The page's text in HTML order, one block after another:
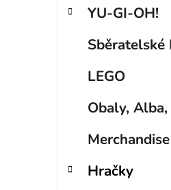
YU-GI-OH!
Sběratelské
LEGO
Obaly,
Merchandise
Hračky